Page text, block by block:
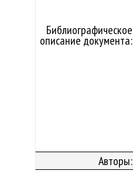
Библиографическое
описание документа:
Авторы: